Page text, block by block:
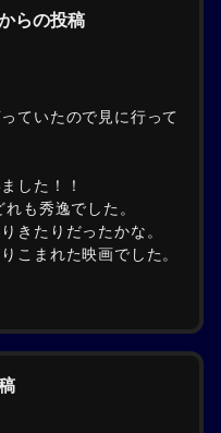
らの投稿
ていたので見に行って
した！！
も秀逸でした。
きたりだったかな。
こまれた映画でした。